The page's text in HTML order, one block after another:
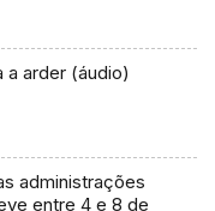
a arder (áudio)
administrações
entre 4 e 8 de